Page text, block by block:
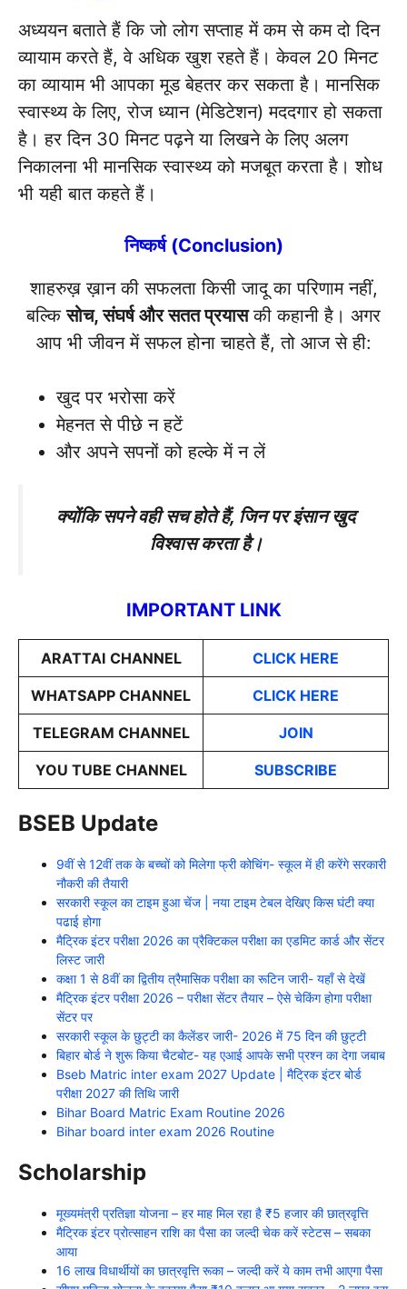
अध्ययन बताते हैं कि जो लोग सप्ताह में कम से कम दो दिन
व्यायाम करते हैं, वे अधिक खुश रहते हैं। केवल 20 मिनट
का व्यायाम भी आपका मूड बेहतर कर सकता है। मानसिक
स्वास्थ्य के लिए, रोज ध्यान (मेडिटेशन) मददगार हो सकता
है। हर दिन 30 मिनट पढ़ने या लिखने के लिए अलग
निकालना भी मानसिक स्वास्थ्य को मजबूत करता है। शोध
भी यही बात कहते हैं।
निष्कर्ष (Conclusion)
शाहरुख़ ख़ान की सफलता किसी जादू का परिणाम नहीं,
बल्किसोच, संघर्ष और सतत प्रयासकी कहानी है। अगर
आप भी जीवन में सफल होना चाहते हैं, तो आज से ही:
खुद पर भरोसा करें
मेहनत से पीछे न हटें
और अपने सपनों को हल्के में न लें
क्योंकि सपने वही सच होते हैं, जिन पर इंसान खुद
विश्वास करता है।
IMPORTANT LINK
ARATTAI CHANNEL CLICK HERE
WHATSAPP CHANNEL CLICK HERE
TELEGRAM CHANNEL JOIN
YOU TUBE CHANNEL SUBSCRIBE
BSEB Update
9वीं से 12वीं तक के बच्चों को मिलेगा फ्री कोचिंग- स्कूल में ही करेंगे सरकारी
नौकरी की तैयारी
सरकारी स्कूल का टाइम हुआ चेंज | नया टाइम टेबल देखिए किस घंटी क्या
पढाई होगा
मैट्रिक इंटर परीक्षा 2026 का प्रैक्टिकल परीक्षा का एडमिट कार्ड और सेंटर
लिस्ट जारी
कक्षा 1 से 8वीं का द्वितीय त्रैमासिक परीक्षा का रूटिन जारी- यहाँ से देखें
मैट्रिक इंटर परीक्षा 2026 – परीक्षा सेंटर तैयार – ऐसे चेकिंग होगा परीक्षा
सेंटर पर
सरकारी स्कूल के छुट्टी का कैलेंडर जारी- 2026 में 75 दिन की छुट्टी
बिहार बोर्ड ने शुरू किया चैटबोट- यह एआई आपके सभी प्रश्न का देगा जबाब
Bseb Matric inter exam 2027 Update | मैट्रिक इंटर बोर्ड
परीक्षा 2027 की तिथि जारी
Bihar Board Matric Exam Routine 2026
Bihar board inter exam 2026 Routine
Scholarship
मूख्यमंत्री प्रतिज्ञा योजना – हर माह मिल रहा है ₹5 हजार की छात्रवृत्ति
मैट्रिक इंटर प्रोत्साहन राशि का पैसा का जल्दी चेक करें स्टेटस – सबका
आया
16 लाख विधार्थीयों का छात्रवृत्ति रूका – जल्दी करें ये काम तभी आएगा पैसा